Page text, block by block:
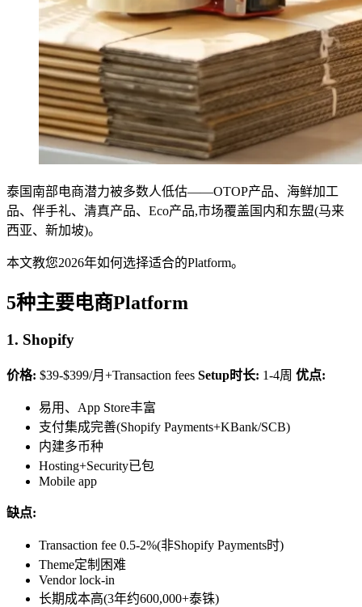
泰国南部电商潜力被多数人低估——OTOP产品、海鲜加工
品、伴手礼、清真产品、Eco产品,市场覆盖国内和东盟(马来
西亚、新加坡)。
本文教您2026年如何选择适合的Platform。
5种主要电商Platform
1. Shopify
价格: $39-$399/月+Transaction fees Setup时长: 1-4周 优点:
易用、App Store丰富
支付集成完善(Shopify Payments+KBank/SCB)
内建多币种
Hosting+Security已包
Mobile app
缺点:
Transaction fee 0.5-2%(非Shopify Payments时)
Theme定制困难
Vendor lock-in
长期成本高(3年约600,000+泰铢)